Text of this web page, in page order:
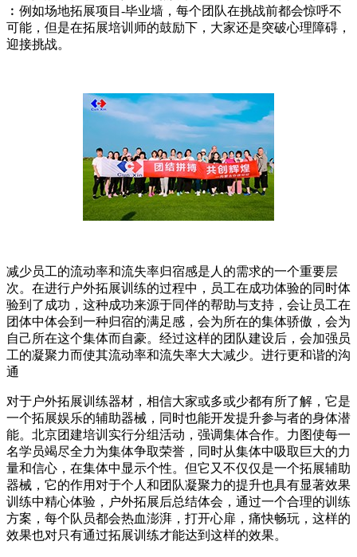
︰例如场地拓展项目-毕业墙，每个团队在挑战前都会惊呼不
可能，但是在拓展培训师的鼓励下，大家还是突破心理障碍，
迎接挑战。
减少员工的流动率和流失率归宿感是人的需求的一个重要层
次。在进行户外拓展训练的过程中，员工在成功体验的同时体
验到了成功，这种成功来源于同伴的帮助与支持，会让员工在
团体中体会到一种归宿的满足感，会为所在的集体骄傲，会为
自己所在这个集体而自豪。经过这样的团队建设后，会加强员
工的凝聚力而使其流动率和流失率大大减少。进行更和谐的沟
通
对于户外拓展训练器材，相信大家或多或少都有所了解，它是
一个拓展娱乐的辅助器械，同时也能开发提升参与者的身体潜
能。北京团建培训实行分组活动，强调集体合作。力图使每一
名学员竭尽全力为集体争取荣誉，同时从集体中吸取巨大的力
量和信心，在集体中显示个性。但它又不仅仅是一个拓展辅助
器械，它的作用对于个人和团队凝聚力的提升也具有显著效果
训练中精心体验，户外拓展后总结体会，通过一个合理的训练
方案，每个队员都会热血澎湃，打开心扉，痛快畅玩，这样的
效果也对只有通过拓展训练才能达到这样的效果。